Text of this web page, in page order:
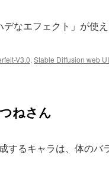
なエフェクト」が使
V3.0, Stable Diffusion web UI
ねさん
するキャラは、体のバ